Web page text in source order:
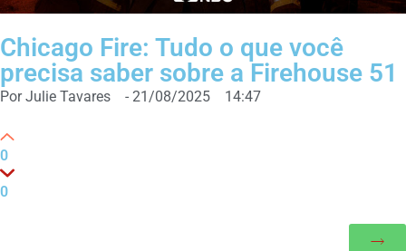
Chicago Fire: Tudo o que você
precisa saber sobre a Firehouse 51
PorJulie Tavares - 21/08/2025 14:47
0
0